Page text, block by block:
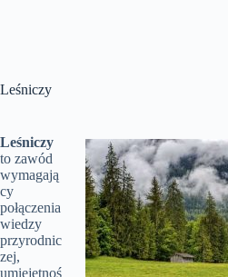
Leśniczy
Leśniczy
to zawód
wymagają
cy
połączenia
wiedzy
przyrodnic
zej,
umiejętnoś